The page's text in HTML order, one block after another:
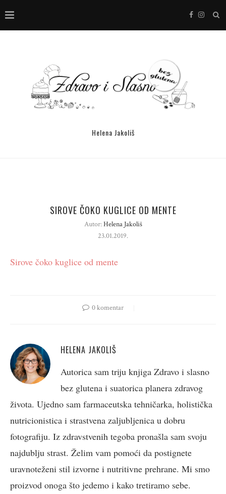
Helena Jakoliš
SIROVE ČOKO KUGLICE OD MENTE
Autor:Helena Jakoliš
23.01.2019.
Sirove čoko kuglice od mente
0 komentar
HELENA JAKOLIŠ
Autorica sam triju knjiga Zdravo i slasno
bez glutena i suatorica planera zdravog
života. Ujedno sam farmaceutska tehničarka, holistička
nutricionistica i strastvena zaljubljenica u dobru
fotografiju. Iz zdravstvenih tegoba pronašla sam svoju
najdublju strast. Želim vam pomoći da postignete
uravnoteženi stil izvorne i nutritivne prehrane. Mi smo
proizvod onoga što jedemo i kako tretiramo sebe.